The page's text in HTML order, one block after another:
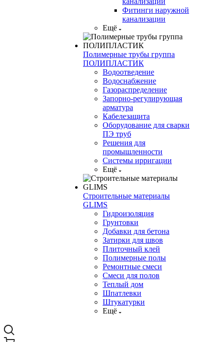
Фитинги наружной
канализации
Ещё
Полимерные трубы группа
ПОЛИПЛАСТИК
Водоотведение
Водоснабжение
Газораспределение
Запорно-регулирующая
арматура
Кабелезащита
Оборудование для сварки
ПЭ труб
Решения для
промышленности
Системы ирригации
Ещё
Строительные материалы
GLIMS
Гидроизоляция
Грунтовки
Добавки для бетона
Затирки для швов
Плиточный клей
Полимерные полы
Ремонтные смеси
Смеси для полов
Теплый дом
Шпатлевки
Штукатурки
Ещё